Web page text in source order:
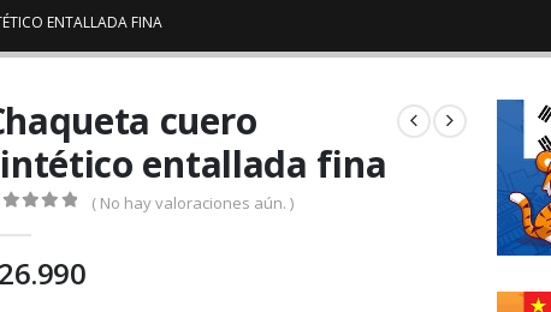
ENTALLADA FINA
cuero
entallada fina
( No hay valoraciones aún. )
26.990